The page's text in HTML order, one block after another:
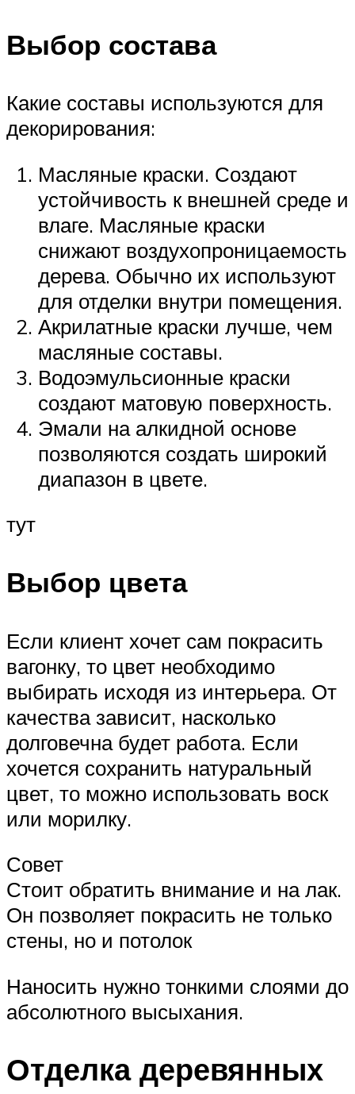
Выбор состава
Какие составы используются для
декорирования:
Масляные краски. Создают
устойчивость к внешней среде и
влаге. Масляные краски
снижают воздухопроницаемость
дерева. Обычно их используют
для отделки внутри помещения.
Акрилатные краски лучше, чем
масляные составы.
Водоэмульсионные краски
создают матовую поверхность.
Эмали на алкидной основе
позволяются создать широкий
диапазон в цвете.
тут
Выбор цвета
Если клиент хочет сам покрасить
вагонку, то цвет необходимо
выбирать исходя из интерьера. От
качества зависит, насколько
долговечна будет работа. Если
хочется сохранить натуральный
цвет, то можно использовать воск
или морилку.
Совет
Стоит обратить внимание и на лак.
Он позволяет покрасить не только
стены, но и потолок
Наносить нужно тонкими слоями до
абсолютного высыхания.
Отделка деревянных